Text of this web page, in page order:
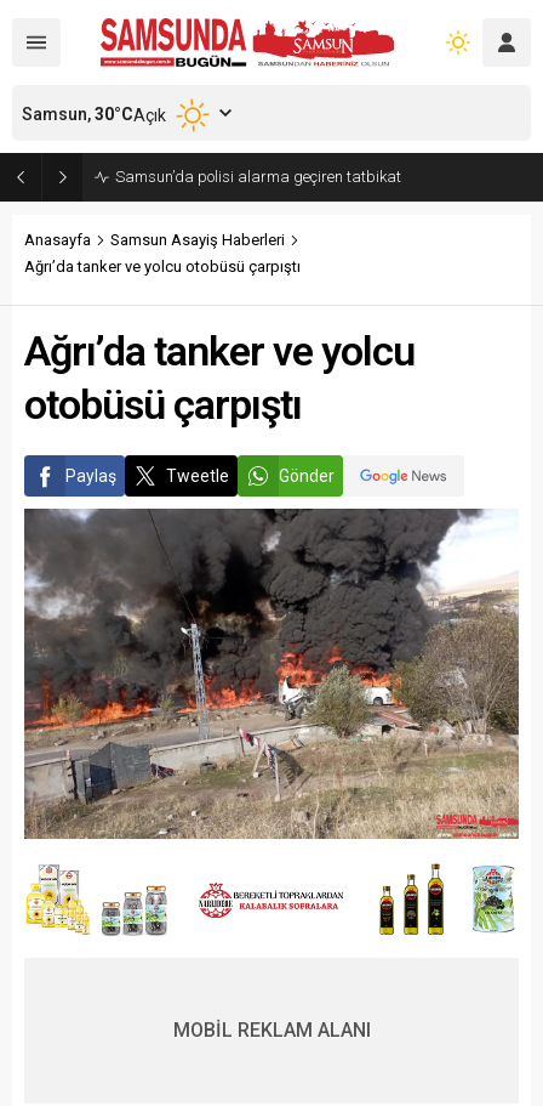
Samsun’da polisi alarma geçiren tatbikat
Samsun,30°CAçık
Anasayfa
Samsun Asayiş Haberleri
Ağrı’da tanker ve yolcu otobüsü çarpıştı
Ağrı’da tanker ve yolcu
otobüsü çarpıştı
Paylaş Tweetle Gönder
MOBİL REKLAM ALANI